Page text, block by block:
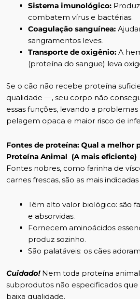
Sistema imunológico:
combatem vírus e bactérias.
Coagulação sanguínea:
sangramentos leves.
Transporte de oxigênio: A
(proteína do sangue) leva
Se o cão não recebe proteína
qualidade —, seu corpo não
essas funções, levando a
pelagem opaca e maior risco de
Fontes de proteína: Qual a melhor
Proteína Animal (A mais eficiente)
Fontes nobres, como farinha de
carnes frescas, são as mais
Têm alto valor biológico: são
e absorvidas.
Fornecem aminoácidos
produz sozinho.
São palatáveis: os cães
Cuidado! Nem toda proteína animal
subprodutos não especificados
baixa qualidade.